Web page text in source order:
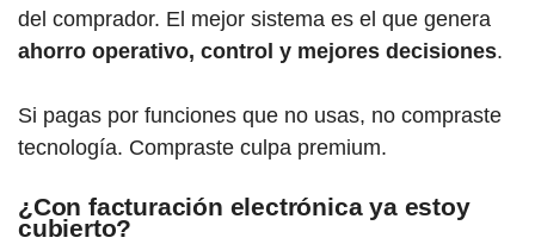
del comprador. El mejor sistema es el que genera
ahorro operativo, control y mejores decisiones.
Si pagas por funciones que no usas, no compraste
tecnología. Compraste culpa premium.
¿Con facturación electrónica ya estoy
cubierto?